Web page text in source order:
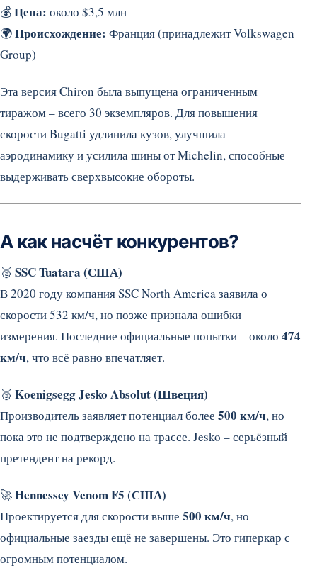
💰Цена: около $3,5 млн
🌍Происхождение: Франция (принадлежит Volkswagen
Group)
Эта версия Chiron была выпущена ограниченным
тиражом – всего 30 экземпляров. Для повышения
скорости Bugatti удлинила кузов, улучшила
аэродинамику и усилила шины от Michelin, способные
выдерживать сверхвысокие обороты.
А как насчёт конкурентов?
🥈 SSC Tuatara (США)
В 2020 году компания SSC North America заявила о
скорости 532 км/ч, но позже признала ошибки
измерения. Последние официальные попытки – около 474
км/ч, что всё равно впечатляет.
🥉 Koenigsegg Jesko Absolut (Швеция)
Производитель заявляет потенциал более 500 км/ч, но
пока это не подтверждено на трассе. Jesko – серьёзный
претендент на рекорд.
🚀Hennessey Venom F5 (США)
Проектируется для скорости выше 500 км/ч, но
официальные заезды ещё не завершены. Это гиперкар с
огромным потенциалом.